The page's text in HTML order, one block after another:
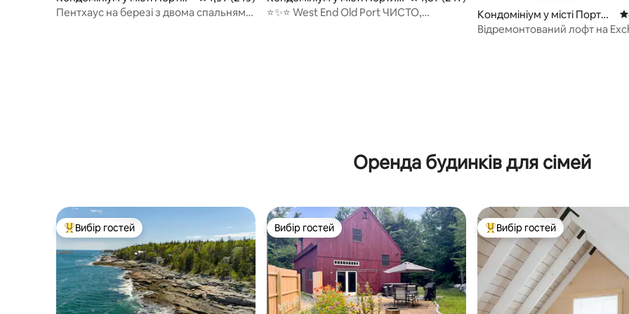
нд
Пентхаус на березі з двома спальнями
нд
⭐️✨⭐️ West End Old Port ЧИСТО,
Кондомініум у місті Портле
нд
Відремонтований лофт на
Оренда будинків для сімей
Топ вибір гостей
Вибір гостей Вибір гостей
Вибір гостей Топ вибір гостей
Вибір гостей